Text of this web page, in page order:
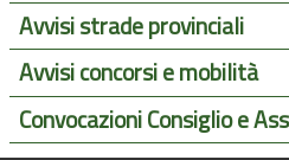
Avvisi strade provinciali
Avvisi concorsi e mobilità
Convocazioni Consiglio e